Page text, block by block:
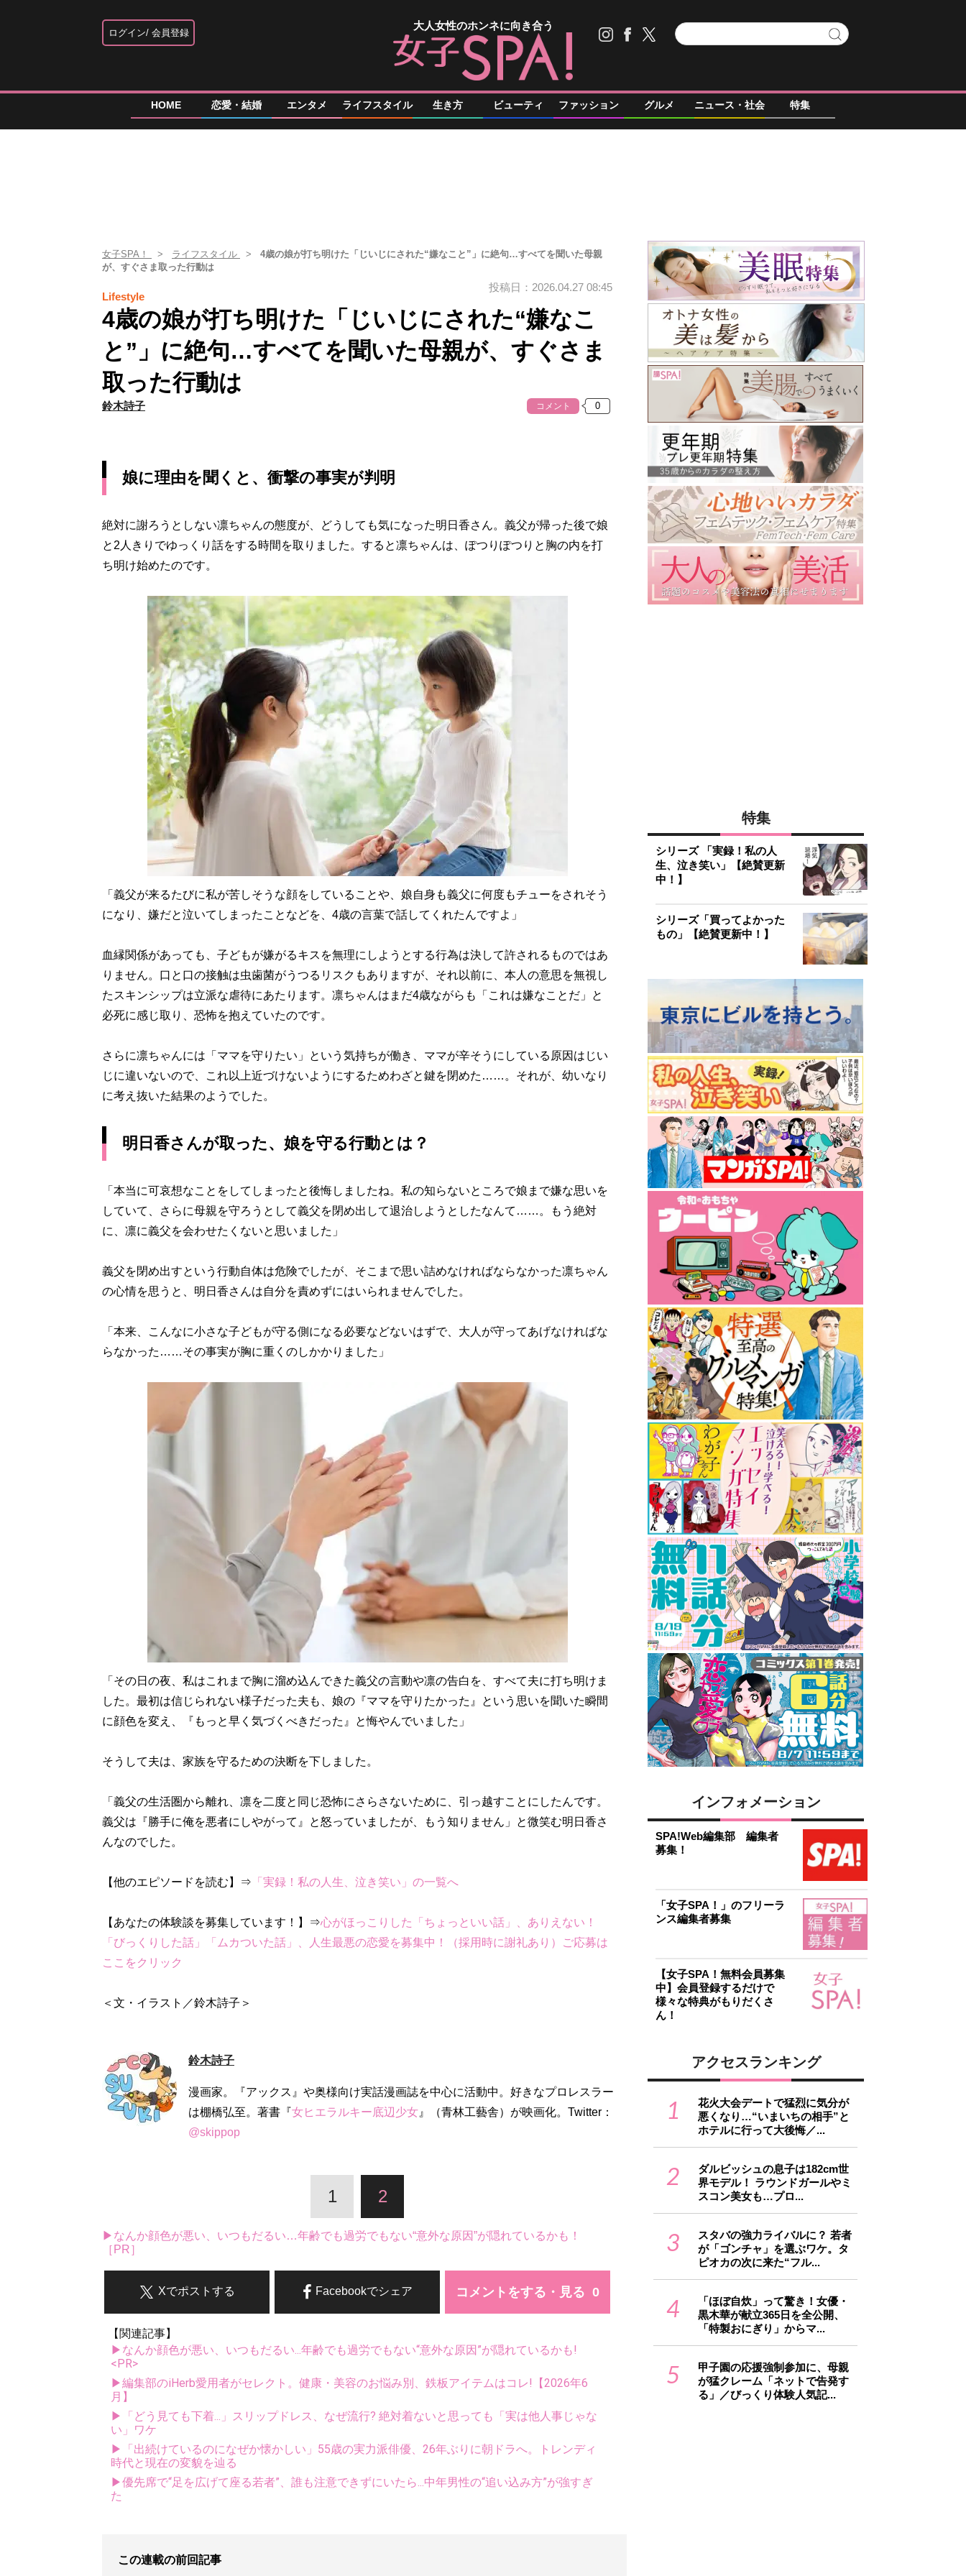
ログイン 会員登録
大人女性のホンネに向き合う
HOME 恋愛・結婚 エンタメ ライフスタイル 生き方 ビューティ ファッション グルメ ニュース・社会 特集
女子SPA！ ライフスタイル
4歳の娘が打ち明けた「じいじにされた“嫌なこと”」に絶句…すべてを聞いた母親
が、すぐさま取った行動は
Lifestyle
投稿日：2026.04.27 08:45
4歳の娘が打ち明けた「じいじにされた“嫌なこ
と”」に絶句…すべてを聞いた母親が、すぐさま
取った行動は
鈴木詩子 コメント
娘に理由を聞くと、衝撃の事実が判明
絶対に謝ろうとしない凛ちゃんの態度が、どうしても気になった明日香さん。義父が帰った後で娘
と2人きりでゆっくり話をする時間を取りました。すると凛ちゃんは、ぽつりぽつりと胸の内を打
ち明け始めたのです。
「義父が来るたびに私が苦しそうな顔をしていることや、娘自身も義父に何度もチューをされそう
になり、嫌だと泣いてしまったことなどを、4歳の言葉で話してくれたんですよ」
血縁関係があっても、子どもが嫌がるキスを無理にしようとする行為は決して許されるものではあ
りません。口と口の接触は虫歯菌がうつるリスクもありますが、それ以前に、本人の意思を無視し
たスキンシップは立派な虐待にあたります。凛ちゃんはまだ4歳ながらも「これは嫌なことだ」と
必死に感じ取り、恐怖を抱えていたのです。
さらに凛ちゃんには「ママを守りたい」という気持ちが働き、ママが辛そうにしている原因はじい
じに違いないので、これ以上近づけないようにするためわざと鍵を閉めた……。それが、幼いなり
に考え抜いた結果のようでした。
明日香さんが取った、娘を守る行動とは？
「本当に可哀想なことをしてしまったと後悔しましたね。私の知らないところで娘まで嫌な思いを
していて、さらに母親を守ろうとして義父を閉め出して退治しようとしたなんて……。もう絶対
に、凛に義父を会わせたくないと思いました」
義父を閉め出すという行動自体は危険でしたが、そこまで思い詰めなければならなかった凛ちゃん
の心情を思うと、明日香さんは自分を責めずにはいられませんでした。
「本来、こんなに小さな子どもが守る側になる必要などないはずで、大人が守ってあげなければな
らなかった……その事実が胸に重くのしかかりました」
「その日の夜、私はこれまで胸に溜め込んできた義父の言動や凛の告白を、すべて夫に打ち明けま
した。最初は信じられない様子だった夫も、娘の『ママを守りたかった』という思いを聞いた瞬間
に顔色を変え、『もっと早く気づくべきだった』と悔やんでいました」
そうして夫は、家族を守るための決断を下しました。
「義父の生活圏から離れ、凛を二度と同じ恐怖にさらさないために、引っ越すことにしたんです。
義父は『勝手に俺を悪者にしやがって』と怒っていましたが、もう知りません」と微笑む明日香さ
んなのでした。
【他のエピソードを読む】⇒ 「実録！私の人生、泣き笑い」の一覧へ
【あなたの体験談を募集しています！】⇒心がほっこりした「ちょっといい話」、ありえない！
「びっくりした話」「ムカついた話」、人生最悪の恋愛を募集中！（採用時に謝礼あり）ご応募は
ここをクリック
＜文・イラスト／鈴木詩子＞
鈴木詩子
漫画家。『アックス』や奥様向け実話漫画誌を中心に活動中。好きなプロレスラー
は棚橋弘至。著書『女ヒエラルキー底辺少女 』（青林工藝舎）が映画化。Twitter：
@skippop
1 2
▶なんか顔色が悪い、いつもだるい…年齢でも過労でもない“意外な原因”が隠れているかも！
［PR］
コメントをする・見る
Facebookでシェア
Xでポストする
【関連記事】
▶なんか顔色が悪い、いつもだるい...年齢でも過労でもない“意外な原因”が隠れているかも!
<PR>
▶編集部のiHerb愛用者がセレクト。健康・美容のお悩み別、鉄板アイテムはコレ!【2026年6
月】
▶「どう見ても下着...」スリップドレス、なぜ流行? 絶対着ないと思っても「実は他人事じゃな
い」ワケ
▶「出続けているのになぜか懐かしい」55歳の実力派俳優、26年ぶりに朝ドラへ。トレンディ
時代と現在の変貌を辿る
▶優先席で“足を広げて座る若者”、誰も注意できずにいたら...中年男性の“追い込み方”が強すぎ
た
この連載の前回記事
特集
シリーズ 「実録！私の人
生、泣き笑い」【絶賛更新
中！】
シリーズ「買ってよかった
もの」【絶賛更新中！】
インフォメーション
SPA!Web編集部 編集者
募集！
「女子SPA！」のフリーラ
ンス編集者募集
【女子SPA！無料会員募集
中】会員登録するだけで
様々な特典がもりだくさ
ん！
アクセスランキング
1
花火大会デートで猛烈に気分が
悪くなり…“いまいちの相手”と
ホテルに行って大後悔／...
2
ダルビッシュの息子は182cm世
界モデル！ ラウンドガールやミ
スコン美女も…プロ...
3
スタバの強力ライバルに？ 若者
が「ゴンチャ」を選ぶワケ。タ
ピオカの次に来た“フル...
4
「ほぼ自炊」って驚き！女優・
黒木華が献立365日を全公開、
「特製おにぎり」からマ...
5
甲子園の応援強制参加に、母親
が猛クレーム「ネットで告発す
る」／びっくり体験人気記...